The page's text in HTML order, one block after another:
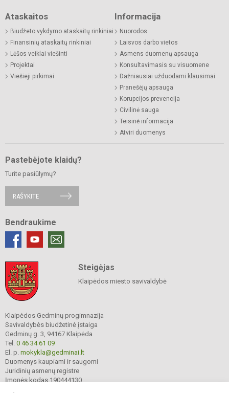
Ataskaitos
Biudžeto vykdymo ataskaitų rinkiniai
Finansinių ataskaitų rinkiniai
Lėšos veiklai viešinti
Projektai
Viešieji pirkimai
Informacija
Nuorodos
Laisvos darbo vietos
Asmens duomenų apsauga
Konsultavimasis su visuomene
Dažniausiai užduodami klausimai
Pranešėjų apsauga
Korupcijos prevencija
Civilinė sauga
Teisinė informacija
Atviri duomenys
Pastebėjote klaidų?
Turite pasiūlymų?
RAŠYKITE
Bendraukime
Steigėjas
Klaipėdos miesto savivaldybė
Klaipėdos Gedminų progimnazija
Savivaldybės biudžetinė įstaiga
Gedminų g. 3, 94167 Klaipėda
Tel. 0 46 34 61 09
El. p. mokykla@gedminai.lt
Duomenys kaupiami ir saugomi
Juridinių asmenų registre
Įmonės kodas 190444130